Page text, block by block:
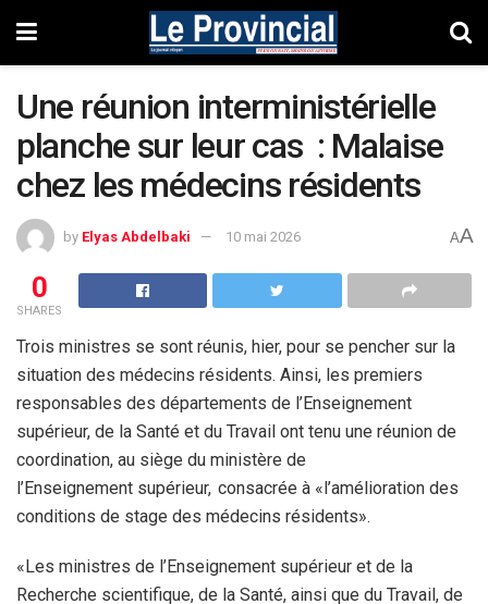
Une réunion interministérielle
planche sur leur cas : Malaise
chez les médecins résidents
by Elyas Abdelbaki 10 mai 2026 AA
0
SHARES
Trois ministres se sont réunis, hier, pour se pencher sur la
situation des médecins résidents. Ainsi, les premiers
responsables des départements de l’Enseignement
supérieur, de la Santé et du Travail ont tenu une réunion de
coordination, au siège du ministère de
l’Enseignement supérieur, consacrée à «l’amélioration des
conditions de stage des médecins résidents».
«Les ministres de l’Enseignement supérieur et de la
Recherche scientifique, de la Santé, ainsi que du Travail, de